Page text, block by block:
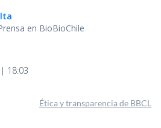
en BioBioChile
18:03
Ética y transparencia de BBCL